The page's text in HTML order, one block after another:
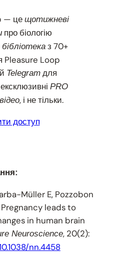
— це щотижневі
про біологію
бібліотеказ 70+
Pleasure Loop
Telegram для
PRO
, і не тільки.
доступ
Müller E, Pozzobon
Pregnancy leads to
in human brain
Neuroscience, 20(2):
nn.4458